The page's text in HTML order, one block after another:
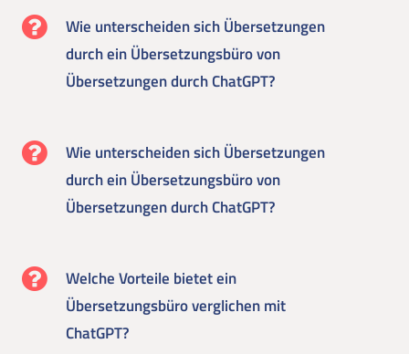
Wie unterscheiden sich Übersetzungen
durch ein Übersetzungsbüro von
Übersetzungen durch ChatGPT?
Wie unterscheiden sich Übersetzungen
durch ein Übersetzungsbüro von
Übersetzungen durch ChatGPT?
Welche Vorteile bietet ein
Übersetzungsbüro verglichen mit
ChatGPT?